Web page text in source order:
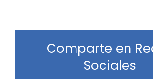
Comparte en
Sociales